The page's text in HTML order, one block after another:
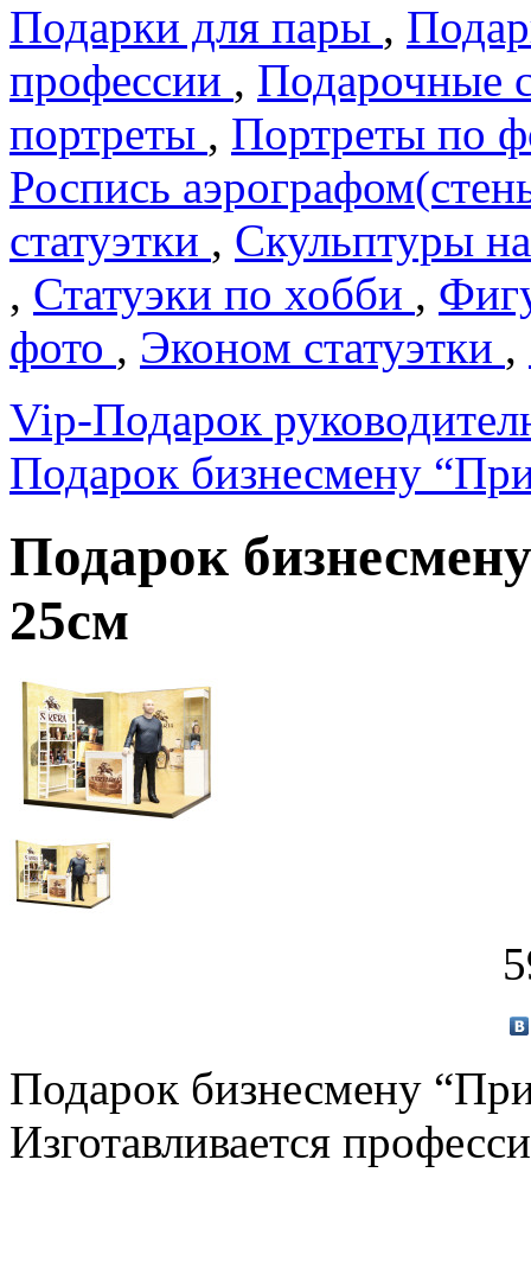
Подарки для пары ,
профеcсии , Подарочные
портреты , Портреты по
Роспись
статуэтки , Скульптуры
, Статуэки по хобби ,
фото , Эконом статуэтки ,
Vip-Подарок
Подарок бизнесмену
Подарок
25см
Подарок бизнесмену
Изготавливается